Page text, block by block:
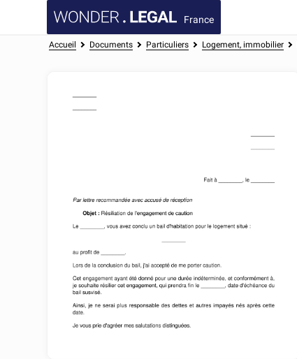
France
Accueil Documents Particuliers Logement, immobilier